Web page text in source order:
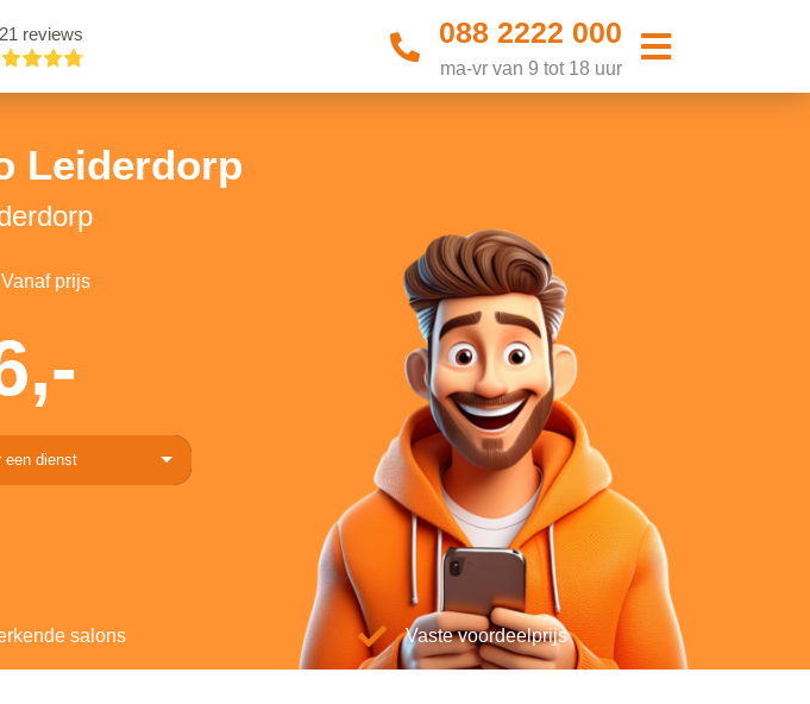
reviews 088 2222 000
ma-vr van 9 tot 18 uur
Leiderdorp
Vanaf prijs
een dienst
salons Vaste voordeelprijs